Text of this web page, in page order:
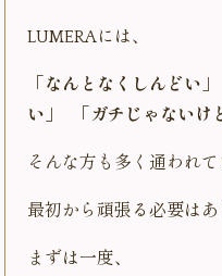
LUMERAには、
「なんとなくしんどい
い」 「ガチじゃないけ
そんな方も多く通われて
最初から頑張る必要はあ
まずは一度、